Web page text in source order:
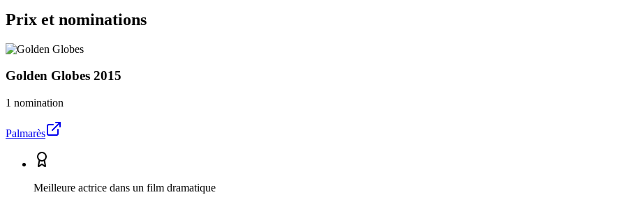
Prix et nominations
Golden Globes 2015
1 nomination
Palmarès
Meilleure actrice dans un film dramatique